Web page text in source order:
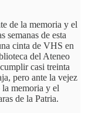
de la memoria y el
semanas de esta
cinta de VHS en
del Ateneo
casi treinta
pero ante la vejez
la memoria y el
de la Patria.